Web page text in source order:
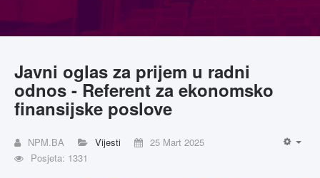
Javni oglas za prijem u radni
odnos - Referent za ekonomsko
finansijske poslove
NPM.BA Vijesti
25 Mart 2025
Posjeta: 1331